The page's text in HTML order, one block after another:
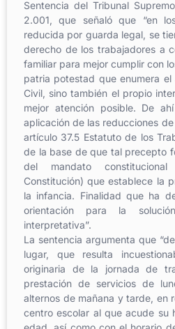
Sentencia del Tribunal
2.001, que señaló que “en
reducida por guarda legal, se
derecho de los trabajadores a
familiar para mejor cumplir con
patria potestad que enumera el
Civil, sino también el propio
mejor atención posible. De
aplicación de las reducciones
artículo 37.5 Estatuto de los
de la base de que tal precepto
del mandato
Constitución) que establece la
la infancia. Finalidad que ha
orientación para la
interpretativa”.
La sentencia argumenta que
lugar, que resulta
originaria de la jornada de
prestación de servicios de
alternos de mañana y tarde, en
centro escolar al que acude su